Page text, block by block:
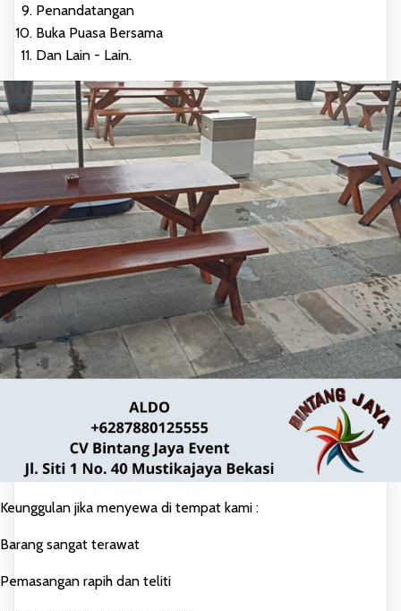
Penandatangan
Buka Puasa Bersama
Dan Lain - Lain.
Keunggulan jika menyewa di tempat kami :
Barang sangat terawat
Pemasangan rapih dan teliti